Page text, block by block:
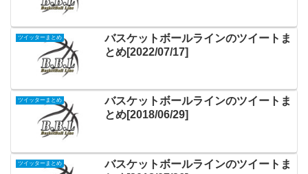
ツイッターまとめ
バスケットボールラインのツイートま
とめ[2022/07/17]
ツイッターまとめ
バスケットボールラインのツイートま
とめ[2018/06/29]
ツイッターまとめ
バスケットボールラインのツイートま